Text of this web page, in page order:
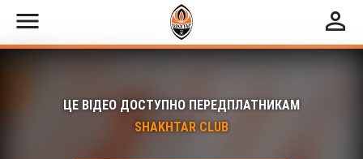
menu perm_identity
ЦЕ ВІДЕО ДОСТУПНО ПЕРЕДПЛАТНИКАМ
SHAKHTAR CLUB